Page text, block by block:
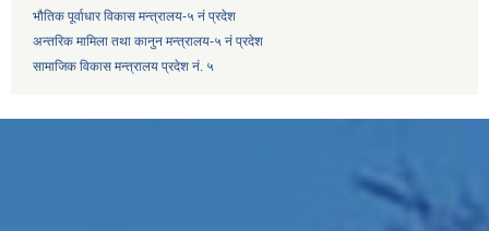
भौतिक पूर्वाधार विकास मन्त्रालय-५ नं प्रदेश
अन्तरिक मामिला तथा कानुन मन्त्रालय-५ नं प्रदेश
सामाजिक विकास मन्त्रालय प्रदेश नं. ५